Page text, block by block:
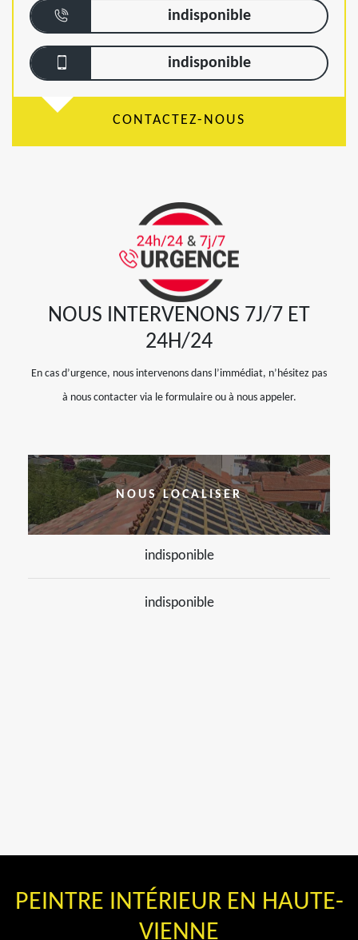
indisponible
indisponible
CONTACTEZ-NOUS
NOUS INTERVENONS 7J/7 ET
24H/24
En cas d’urgence, nous intervenons dans l’immédiat, n’hésitez pas
à nous contacter via le formulaire ou à nous appeler.
NOUS LOCALISER
indisponible
indisponible
PEINTRE INTÉRIEUR EN HAUTE-
VIENNE